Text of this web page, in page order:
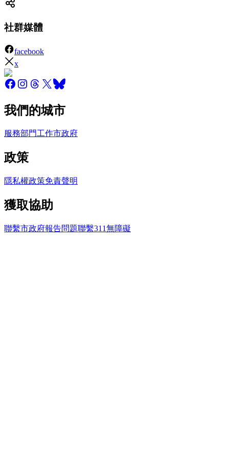
社群媒體
facebook
x
我們的城市
服務部門工作市政府
政策
隱私權政策免責聲明
獲取協助
聯繫市政府報告問題聯繫311無障礙